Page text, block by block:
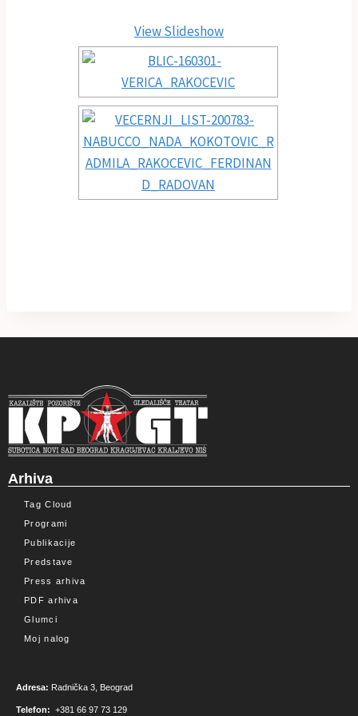
View Slideshow
Arhiva
Tag Cloud
Programi
Publikacije
Predstave
Press arhiva
PDF arhiva
Glumci
Moj nalog
Adresa: Radnička 3, Beograd
Telefon: +381 66 97 73 129